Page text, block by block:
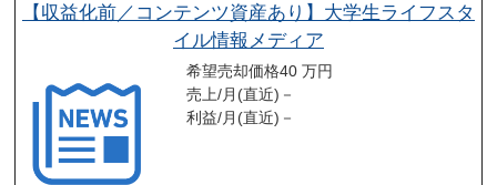
【収益化前／コンテンツ資産あり】大学生ライフスタ
イル情報メディア
希望売却価格40 万円
売上/月(直近) －
利益/月(直近) －